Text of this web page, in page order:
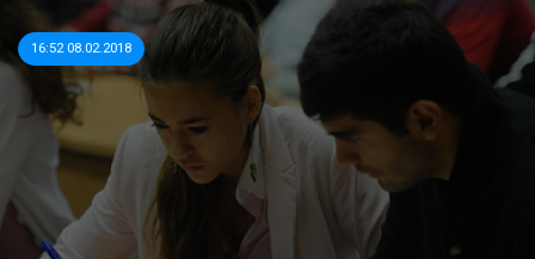
16:52 08.02.2018